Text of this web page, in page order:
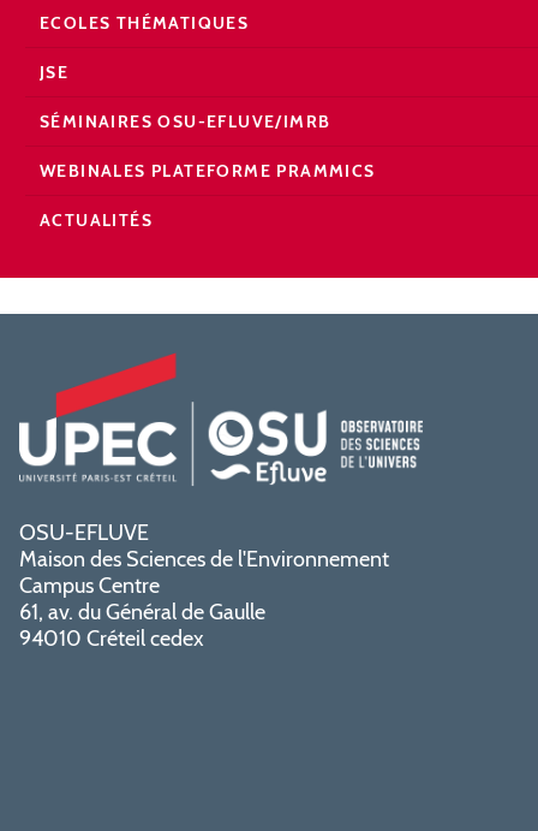
ECOLES THÉMATIQUES
JSE
SÉMINAIRES OSU-EFLUVE/IMRB
WEBINALES PLATEFORME PRAMMICS
ACTUALITÉS
OSU-EFLUVE
Maison des Sciences de l'Environnement
Campus Centre
61, av. du Général de Gaulle
94010 Créteil cedex